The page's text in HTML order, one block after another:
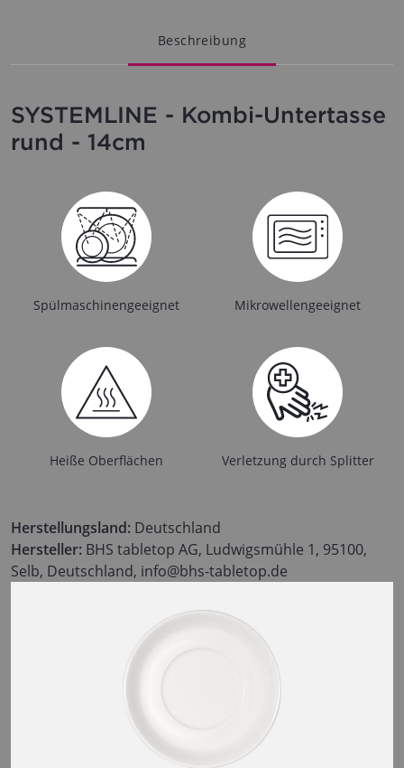
Beschreibung
SYSTEMLINE - Kombi-Untertasse
rund - 14cm
Spülmaschinengeeignet Mikrowellengeeignet
Heiße Oberflächen Verletzung durch Splitter
Herstellungsland: Deutschland
Hersteller: BHS tabletop AG, Ludwigsmühle 1, 95100,
Selb, Deutschland, info@bhs-tabletop.de